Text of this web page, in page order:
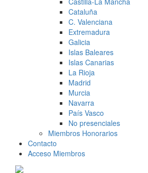
Cataluña
C. Valenciana
Extremadura
Galicia
Islas Baleares
Islas Canarias
La Rioja
Madrid
Murcia
Navarra
País Vasco
No presenciales
Miembros Honorarios
Contacto
Acceso Miembros